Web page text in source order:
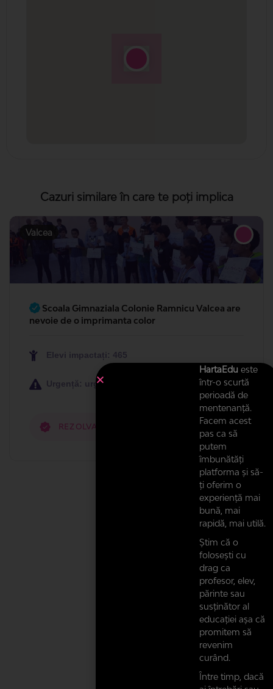
Cazuri similare în care te poți implica
Scoala Gimnaziala Colonie Ramnicu Valcea are
nevoie de o imprimanta color
Elevi impactați: 465
Urgență: urgent
Valcea
REZOLVATĂ DE
HartaEdu este
într-o scurtă
perioadă de
mentenanță.
Facem acest
pas ca să
putem
îmbunătăți
platforma și să-
ți oferim o
experiență mai
bună, mai
rapidă, mai utilă.
Știm că o
folosești cu
drag ca
profesor, elev,
părinte sau
susținător al
educației așa că
promitem să
revenim
curând.
Între timp, dacă